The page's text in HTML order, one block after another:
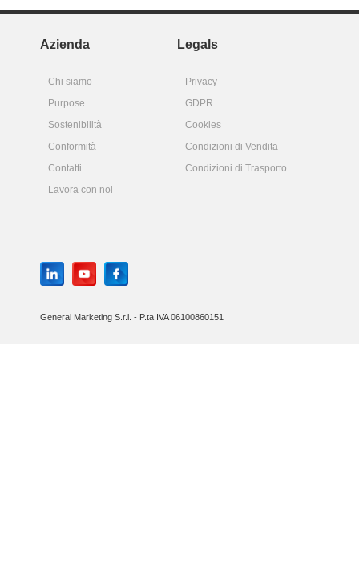
Azienda Legals
Chi siamo
Privacy
Purpose
GDPR
Sostenibilità
Cookies
Conformità
Condizioni di Vendita
Contatti
Condizioni di Trasporto
Lavora con noi
General Marketing S.r.l. - P.ta IVA 06100860151